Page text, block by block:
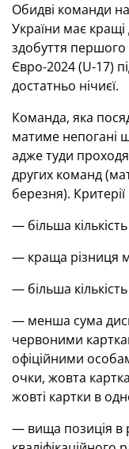
Обидві команди
України має
здобуття першого
Євро-2024 (U-17)
достатньо нічиєї.
Команда, яка
матиме непогані
адже туди
других команд
березня). Критерії
— більша
— краща різниця
— більша
— менша сума
червоними
офіційними
очки, жовта
жовті картки в
— вища позиція в